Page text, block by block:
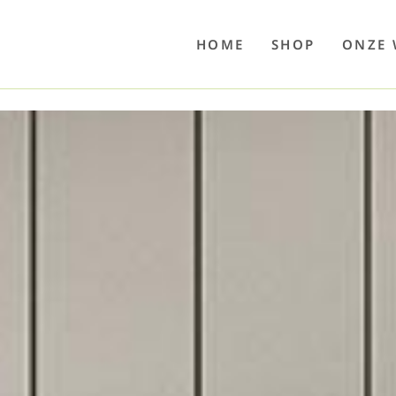
HOME SHOP ONZE